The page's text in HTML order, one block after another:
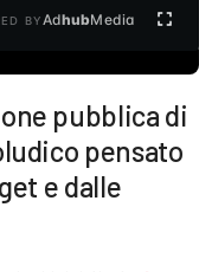
BYAdhubMedia
pubblica di
pensato
e dalle